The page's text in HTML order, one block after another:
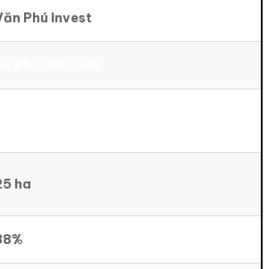
Phú Invest
ha